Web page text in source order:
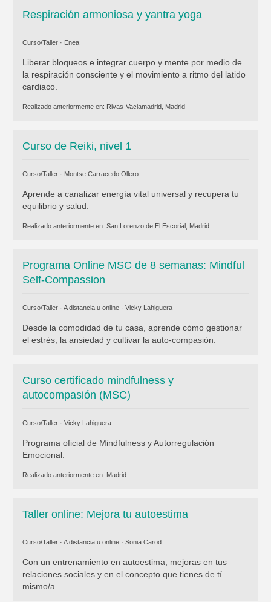
Respiración armoniosa y yantra yoga
Curso/Taller · Enea
Liberar bloqueos e integrar cuerpo y mente por medio de
la respiración consciente y el movimiento a ritmo del latido
cardiaco.
Realizado anteriormente en: Rivas-Vaciamadrid, Madrid
Curso de Reiki, nivel 1
Curso/Taller · Montse Carracedo Ollero
Aprende a canalizar energía vital universal y recupera tu
equilibrio y salud.
Realizado anteriormente en: San Lorenzo de El Escorial, Madrid
Programa Online MSC de 8 semanas: Mindful
Self-Compassion
Curso/Taller · A distancia u online · Vicky Lahiguera
Desde la comodidad de tu casa, aprende cómo gestionar
el estrés, la ansiedad y cultivar la auto-compasión.
Curso certificado mindfulness y
autocompasión (MSC)
Curso/Taller · Vicky Lahiguera
Programa oficial de Mindfulness y Autorregulación
Emocional.
Realizado anteriormente en: Madrid
Taller online: Mejora tu autoestima
Curso/Taller · A distancia u online · Sonia Carod
Con un entrenamiento en autoestima, mejoras en tus
relaciones sociales y en el concepto que tienes de tí
mismo/a.